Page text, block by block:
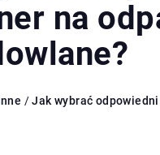
na
/Jak wybrać